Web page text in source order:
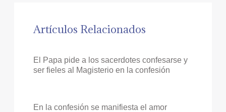
Artículos Relacionados
El Papa pide a los sacerdotes confesarse y
ser fieles al Magisterio en la confesión
En la confesión se manifiesta el amor